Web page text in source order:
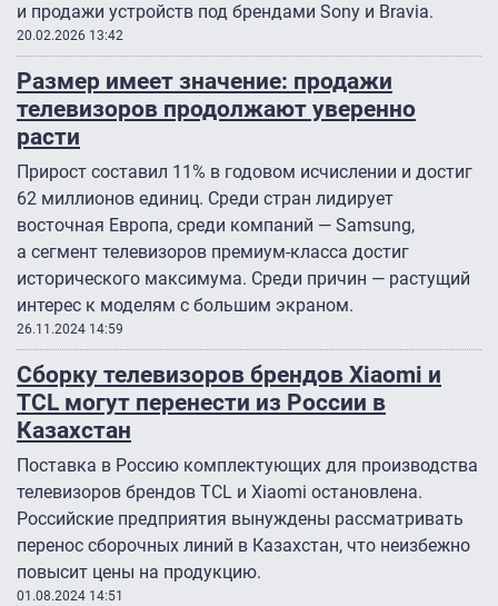
и продажи устройств под брендами Sony и Bravia.
20.02.2026 13:42
Размер имеет значение: продажи
телевизоров продолжают уверенно
расти
Прирост составил 11% в годовом исчислении и достиг
62 миллионов единиц. Среди стран лидирует
восточная Европа, среди компаний — Samsung,
а сегмент телевизоров премиум-класса достиг
исторического максимума. Среди причин — растущий
интерес к моделям с большим экраном.
26.11.2024 14:59
Сборку телевизоров брендов Xiaomi и
TCL могут перенести из России в
Казахстан
Поставка в Россию комплектующих для производства
телевизоров брендов TCL и Xiaomi остановлена.
Российские предприятия вынуждены рассматривать
перенос сборочных линий в Казахстан, что неизбежно
повысит цены на продукцию.
01.08.2024 14:51